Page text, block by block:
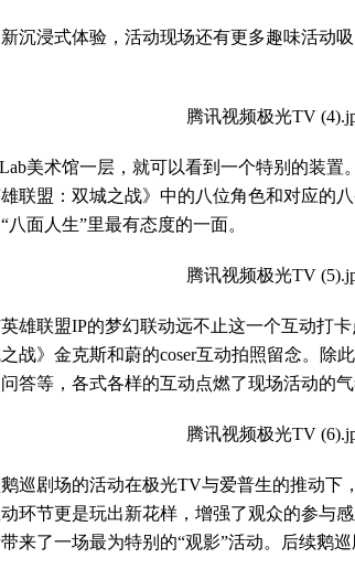
浸式体验，活动现场还有更多趣味活动吸
美术馆一层，就可以看到一个特别的装置
联盟：双城之战》中的八位角色和对应的
八面人生”里最有态度的一面。
联盟IP的梦幻联动远不止这一个互动打卡
之战》金克斯和蔚的coser互动拍照留念。除
答等，各式各样的互动点燃了现场活动的气
剧场的活动在极光TV与爱普生的推动下
环节更是玩出新花样，增强了观众的参与
来了一场最为特别的“观影”活动。后续鹅